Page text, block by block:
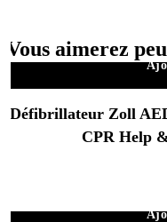
Vous aimerez
Défibrillateur Zoll
CPR Help